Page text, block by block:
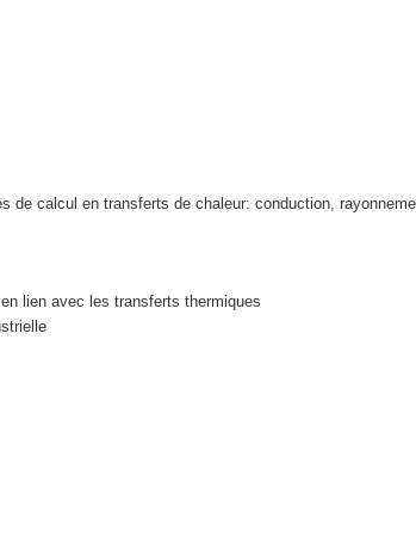
de calcul en transferts de chaleur: conduction,
lien avec les transferts thermiques